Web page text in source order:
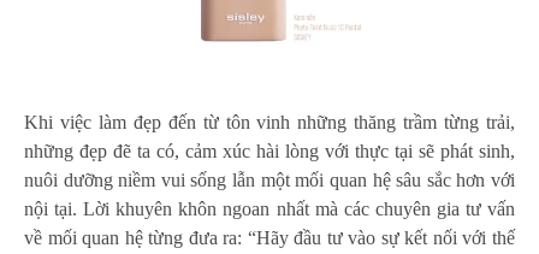
Khi việc làm đẹp đến từ tôn vinh những thăng trầm từng trải,
những đẹp đẽ ta có, cảm xúc hài lòng với thực tại sẽ phát sinh,
nuôi dưỡng niềm vui sống lẫn một mối quan hệ sâu sắc hơn với
nội tại. Lời khuyên khôn ngoan nhất mà các chuyên gia tư vấn
về mối quan hệ từng đưa ra: “Hãy đầu tư vào sự kết nối với thế